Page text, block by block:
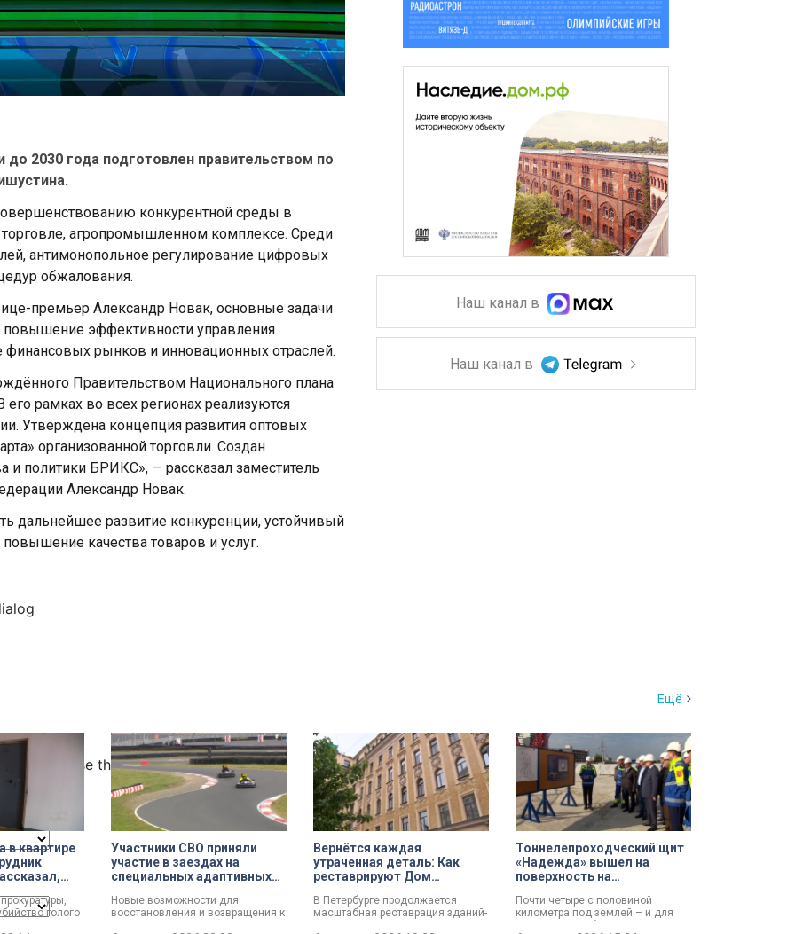
and close the window.
до 2030 года подготовлен правительством по
конкурентной среды в
торговле, агропромышленном комплексе. Среди
антимонопольное регулирование цифровых
обжалования.
премьер Александр Новак, основные задачи
повышение эффективности управления
финансовых рынков и инновационных отраслей.
Правительством Национального плана
рамках во всех регионах реализуются
Утверждена концепция развития оптовых
организованной торговли. Создан
политики БРИКС», — рассказал заместитель
Александр Новак.
дальнейшее развитие конкуренции, устойчивый
качества товаров и услуг.
Наш канал в
Наш канал в
Ещё
в квартире
голого
Участники СВО приняли
участие в заездах на
специальных адаптивных
Новые возможности для
восстановления и возвращения к
Вернётся каждая
утраченная деталь: Как
реставрируют Дом
Святого Николая на улице
Марата
В Петербурге продолжается
масштабная реставрация зданий-
Тоннелепроходческий щит
«Надежда» вышел на
поверхность на
Почти четыре с половиной
километра под землей – и для
«Надежды» забрезжил свет: